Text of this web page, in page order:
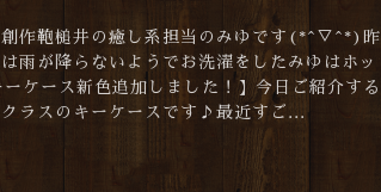
創作鞄槌井の癒し系担当のみゆです(*^▽^*)昨
雨が降らないようでお洗濯をしたみゆはホッ
ケース新色追加しました！】今日ご紹介する
ラスのキーケースです♪最近すご...